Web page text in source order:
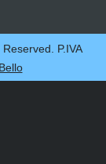
P.IVA
Bello